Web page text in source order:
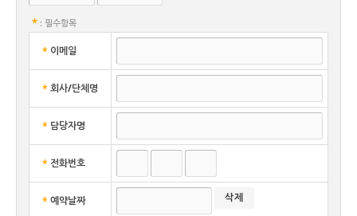
* : 필수항목
* 이메일
* 회사/단체명
* 담당자명
* 전화번호
* 예약날짜